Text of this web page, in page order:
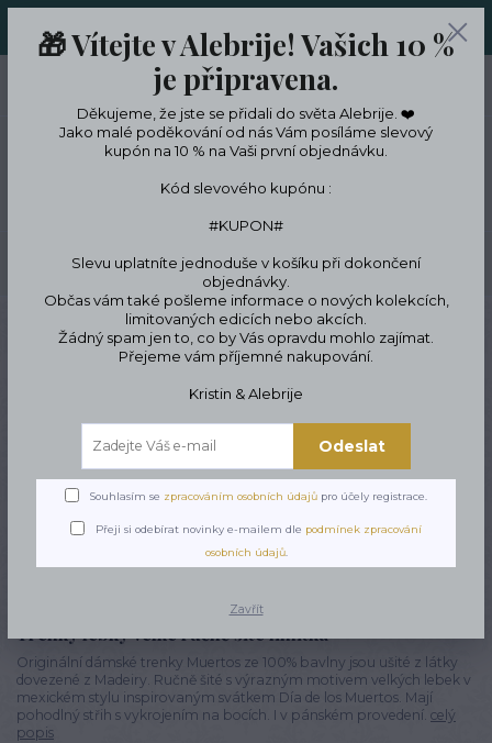
LIMITKÁCH
CZK
Hledat
Trenky Dámské trenky Dámské trenýrky Muertos
Dámské trenýrky Muertos
Trenky lebky velké ručně šité limitka
Originální dámské trenky Muertos ze 100% bavlny jsou ušité z látky
dovezené z Madeiry. Ručně šité s výrazným motivem velkých lebek v
mexickém stylu inspirovaným svátkem Día de los Muertos. Mají
pohodlný střih s vykrojením na bocích. I v pánském provedení. celý
popis
🎁 Vítejte v Alebrije! Vašich 10 %
je připravena.
Děkujeme, že jste se přidali do světa Alebrije. ❤️
Jako malé poděkování od nás Vám posíláme slevový
kupón na 10 % na Vaši první objednávku.
Kód slevového kupónu :
#KUPON#
Slevu uplatníte jednoduše v košíku při dokončení
objednávky.
Občas vám také pošleme informace o nových kolekcích,
limitovaných edicích nebo akcích.
Žádný spam jen to, co by Vás opravdu mohlo zajímat.
Přejeme vám příjemné nakupování.
Kristin & Alebrije
Odeslat
Souhlasím se zpracováním osobních údajů pro účely registrace.
Přeji si odebírat novinky e-mailem dle podmínek zpracování
osobních údajů.
Zavřít